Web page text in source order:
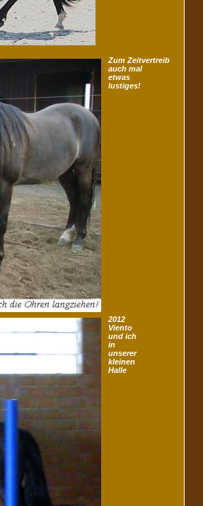
Zum Zeitvertreib
auch mal
etwas
lustiges!
2012
Viento
und ich
in
unserer
kleinen
Halle